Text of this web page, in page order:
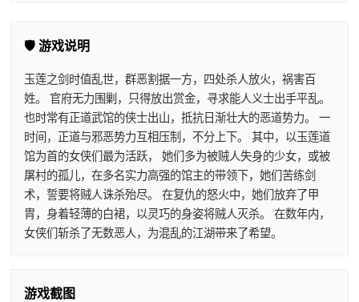
🛡️ 游戏说明
玉莲之剑时值乱世，群恶割据一方，四处杀人放火，祸害百
姓。 官府无力围剿，只得放出赏金，寻求能人义士出手平乱。
也时常有正道武馆的侠士出山，抵抗日渐壮大的恶道势力。 一
时间，正道与邪恶势力互相压制，不分上下。 其中，以玉莲道
馆为首的女侠们最为活跃， 她们多为被贼人失身的少女，或被
屠村的孤儿，在多名实力高强的馆主的带领下，她们苦练剑
术，誓要将贼人诛杀殆尽。 在复仇的怒火中，她们放弃了甲
胄，身着轻薄的白裙，以灵巧的身姿将贼人灭杀。 在数年内，
女侠们斩杀了无数恶人，为混乱的江湖带来了希望。
游戏截图